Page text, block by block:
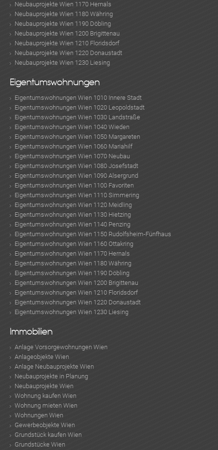
Neubauprojekte Wien 1170 Hernals
Neubauprojekte Wien 1180 Währing
Neubauprojekte Wien 1190 Döbling
Neubauprojekte Wien 1200 Brigittenau
Neubauprojekte Wien 1210 Floridsdorf
Neubauprojekte Wien 1220 Donaustadt
Neubauprojekte Wien 1230 Liesing
Eigentumswohnungen
Eigentumswohnungen Wien 1010 Innere Stadt
Eigentumswohnungen Wien 1020 Leopoldstadt
Eigentumswohnungen Wien 1030 Landstraße
Eigentumswohnungen Wien 1040 Wieden
Eigentumswohnungen Wien 1050 Margareten
Eigentumswohnungen Wien 1060 Mariahilf
Eigentumswohnungen Wien 1070 Neubau
Eigentumswohnungen Wien 1080 Josefstadt
Eigentumswohnungen Wien 1090 Alsergrund
Eigentumswohnungen Wien 1100 Favoriten
Eigentumswohnungen Wien 1110 Simmering
Eigentumswohnungen Wien 1120 Meidling
Eigentumswohnungen Wien 1130 Hietzing
Eigentumswohnungen Wien 1140 Penzing
Eigentumswohnungen Wien 1150 Rudolfsheim-Fünfhaus
Eigentumswohnungen Wien 1160 Ottakring
Eigentumswohnungen Wien 1170 Hernals
Eigentumswohnungen Wien 1180 Währing
Eigentumswohnungen Wien 1190 Döbling
Eigentumswohnungen Wien 1200 Brigittenau
Eigentumswohnungen Wien 1210 Floridsdorf
Eigentumswohnungen Wien 1220 Donaustadt
Eigentumswohnungen Wien 1230 Liesing
Immobilien
Anlage Vorsorgewohnungen Wien
Anlageobjekte Wien
Anlage Neubauprojekte Wien
Neubauprojekte in Planung
Neubauprojekte Wien
Wohnung kaufen Wien
Wohnung mieten Wien
Wohnungen Wien
Gewerbeobjekte Wien
Grundstück kaufen Wien
Grundstücke Wien